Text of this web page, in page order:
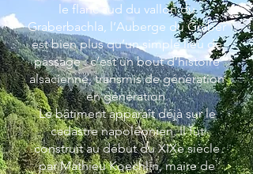
le flanc sud du vallon du
Graberbachla, l’Auberge du Graber
est bien plus qu’un simple lieu de
passage : c’est un bout d’histoire
alsacienne, transmis de génération
en génération.
Le bâtiment apparaît déjà sur le
cadastre napoléonien. Il fut
construit au début du XIXe siècle
par Mathieu Koechlin, maire de